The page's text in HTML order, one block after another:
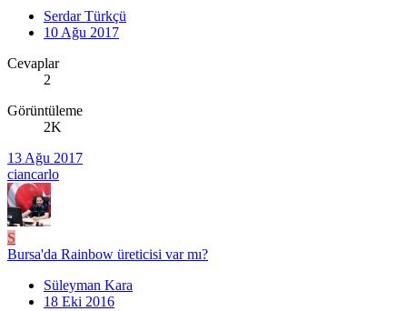
Serdar Türkçü
10 Ağu 2017
Cevaplar
2
Görüntüleme
2K
13 Ağu 2017
ciancarlo
S
Bursa'da Rainbow üreticisi var mı?
Süleyman Kara
18 Eki 2016